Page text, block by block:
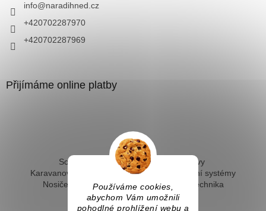
Používáme cookies,
abychom Vám umožnili
pohodlné prohlížení webu a
info@naradihned.cz
+420702287970
+420702287969
Přijímáme online platby
Solární ohřev vody - kompletní sestavy
Karavanové solární systémy
Ostrovní solární systémy
Nosiče kol na tažné
Hevery a dílenská technika
Fotovoltaický ohřev vody